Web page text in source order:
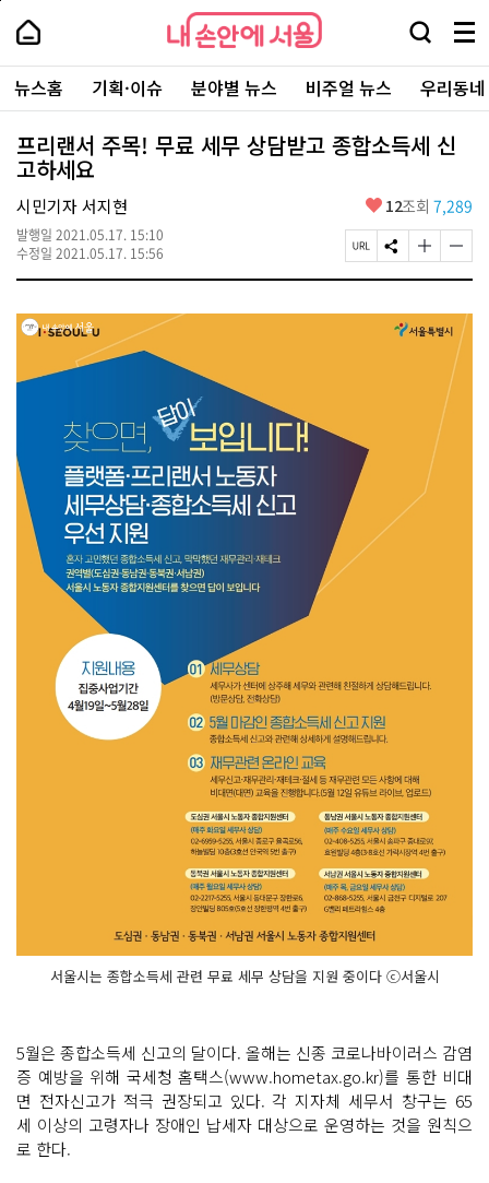
본
로
가
내
손
안
에
서
울
-
서
울
시
대
표
소
통
포
내
손
에
울
검
창
열
기
메
뉴
전
체
보
주
요
서
뉴스홈 기획·이슈 분야별 뉴스 비주얼 뉴스 우리동
프리랜서 주목! 무료 세무 상담받고 종합소득세 신
고하세요
시민기자 서지현
발행일 2021.05.17. 15:10
수정일 2021.05.17. 15:56
좋
요
12조회 7,289
페
이
U
S
N
공
유
하
글
자
기
크
글
자
기
작
게
변
서울시는 종합소득세 관련 무료 세무 상담을 지원 중이다 ⓒ서울시
5월은 종합소득세 신고의 달이다. 올해는 신종 코로나바이러스 감염
증 예방을 위해 국세청 홈택스(www.hometax.go.kr)를 통한 비대
면 전자신고가 적극 권장되고 있다. 각 지자체 세무서 창구는 65
세 이상의 고령자나 장애인 납세자 대상으로 운영하는 것을 원칙으
로 한다.
페
상
단
로